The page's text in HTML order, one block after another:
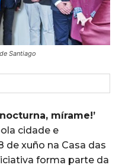
Santiago
mírame!’
cidade e
de xuño na Casa das
forma parte da